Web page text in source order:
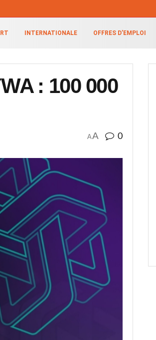
INTERNATIONALE OFFRES D’EMPLOI
: 100 000
AA 0